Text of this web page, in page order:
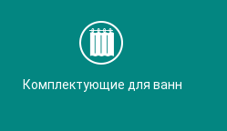
Комплектующие для ванн